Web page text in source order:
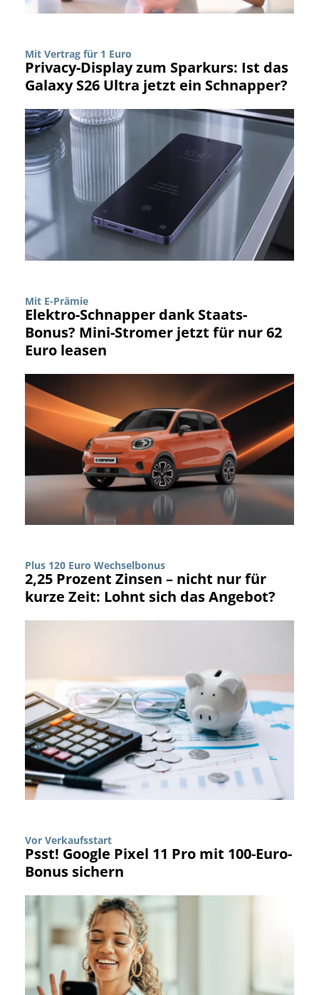
Mit Vertrag für 1 Euro
Privacy-Display zum Sparkurs: Ist das
Galaxy S26 Ultra jetzt ein Schnapper?
Mit E-Prämie
Elektro-Schnapper dank Staats-
Bonus? Mini-Stromer jetzt für nur 62
Euro leasen
Plus 120 Euro Wechselbonus
2,25 Prozent Zinsen – nicht nur für
kurze Zeit: Lohnt sich das Angebot?
Vor Verkaufsstart
Psst! Google Pixel 11 Pro mit 100-Euro-
Bonus sichern